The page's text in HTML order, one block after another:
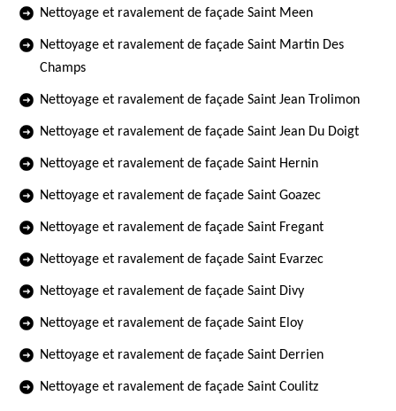
Nettoyage et ravalement de façade Saint Meen
Nettoyage et ravalement de façade Saint Martin Des
Champs
Nettoyage et ravalement de façade Saint Jean Trolimon
Nettoyage et ravalement de façade Saint Jean Du Doigt
Nettoyage et ravalement de façade Saint Hernin
Nettoyage et ravalement de façade Saint Goazec
Nettoyage et ravalement de façade Saint Fregant
Nettoyage et ravalement de façade Saint Evarzec
Nettoyage et ravalement de façade Saint Divy
Nettoyage et ravalement de façade Saint Eloy
Nettoyage et ravalement de façade Saint Derrien
Nettoyage et ravalement de façade Saint Coulitz